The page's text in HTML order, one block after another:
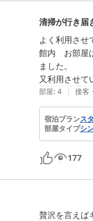
ぜひまたご
し、いつで
お忙しいと
フロント係
デイリーホ
清掃が行き届
よく利用させ
館内　お部屋
ました。
部屋: 4 | 接客
宿泊プランス
部屋タイプシ
177
贅沢を言えば